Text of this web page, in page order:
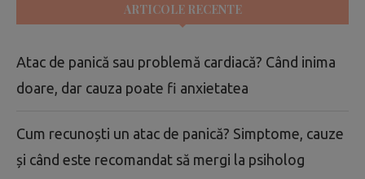
ARTICOLE RECENTE
Atac de panică sau problemă cardiacă? Când inima
doare, dar cauza poate fi anxietatea
Cum recunoști un atac de panică? Simptome, cauze
și când este recomandat să mergi la psiholog